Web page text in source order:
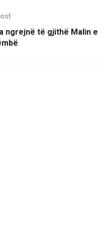
ngrejnë të gjithë Malin e